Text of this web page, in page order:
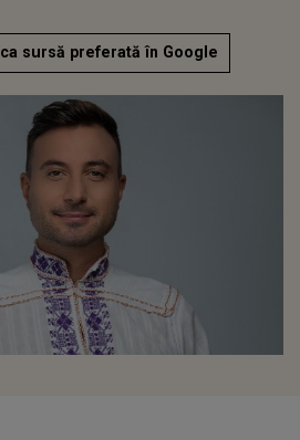
sursă preferată în Google